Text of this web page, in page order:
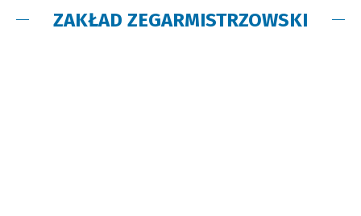
ZAKŁAD ZEGARMISTRZOWSKI